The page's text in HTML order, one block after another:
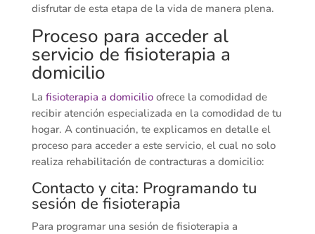
disfrutar de esta etapa de la vida de manera plena.
Proceso para acceder al
servicio de fisioterapia a
domicilio
La fisioterapia a domicilioofrece la comodidad de
recibir atención especializada en la comodidad de tu
hogar. A continuación, te explicamos en detalle el
proceso para acceder a este servicio, el cual no solo
realiza rehabilitación de contracturas a domicilio:
Contacto y cita: Programando tu
sesión de fisioterapia
Para programar una sesión de fisioterapia a